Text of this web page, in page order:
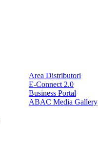
Area Distributori
E-Connect 2.0
Business Portal
ABAC Media Gallery